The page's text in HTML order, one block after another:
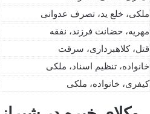
ملکی، خلع ید، تصرف عدوانی
مهریه، حضانت فرزند، نفقه
قتل، کلاهبرداری، سرقت
خانواده، تنظیم اسناد، ملکی
کیفری، خانواده، ملکی